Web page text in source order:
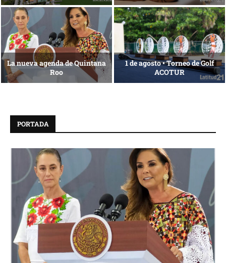
Reconocimiento de viajeros La esencia del servicio
PORTADA